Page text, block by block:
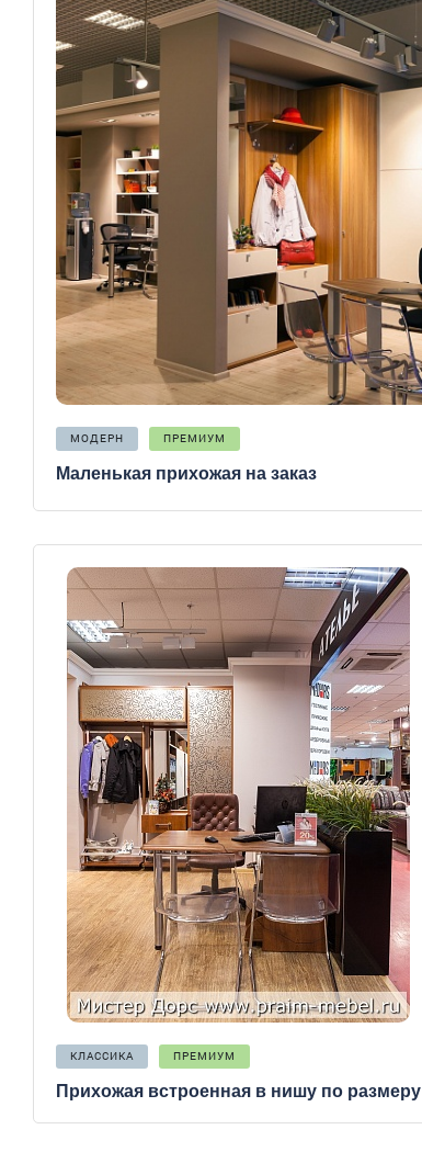
МОДЕРН ПРЕМИУМ
Маленькая прихожая на заказ
КЛАССИКА ПРЕМИУМ
Прихожая встроенная в нишу по размеру